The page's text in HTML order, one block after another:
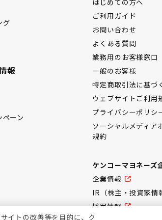
グ
報
ーン
はじめての方へ
ご利用ガイド
お問い合わせ
よくある質問
業務用のお客様窓口
一般のお客様
特定商取引法に基づ
ウェブサイトご利用
プライバシーポリシ
ソーシャルメディア
規約
ケンコーマヨネーズ
企業情報
IR（株主・投資家情
採用情報
イトの改善等を目的に、ク